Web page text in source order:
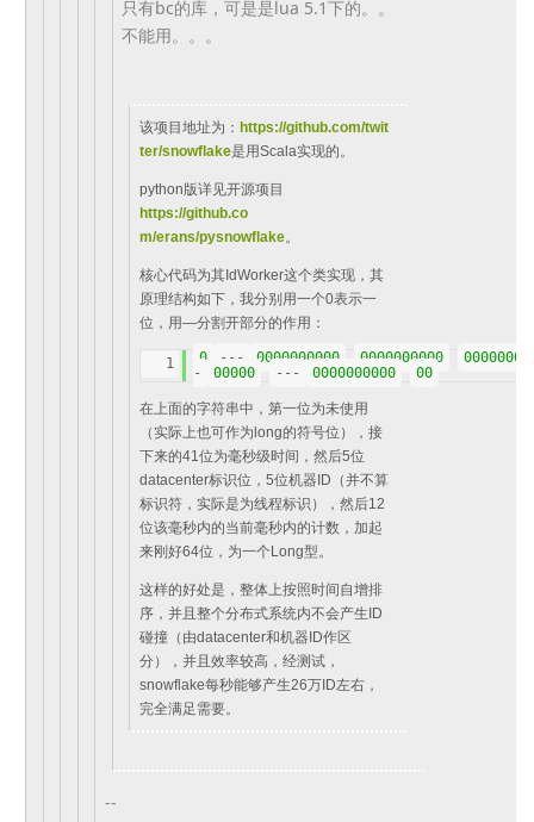
只有bc的库，可是是lua 5.1下的。。
不能用。。。
该项目地址为： https://github.com/twit
ter/snowflake是用Scala实现的。
python版详见开源项目
https://github.co
m/erans/pysnowflake。
核心代码为其IdWorker这个类实现，其
原理结构如下， 我分别用一个0表示一
位，用—分割开部分的作用：
1 0 --- 0000000000 0000000000 0000
-
00000 --- 0000000000 00
在上面的字符串中，第一位为未使用
（实际上也可作为long的符号位）， 接
下来的41位为毫秒级时间， 然后5位
datacenter标识位，5位机器ID（并不算
标识符，实际是为线程标识）， 然后12
位该毫秒内的当前毫秒内的计数，加起
来刚好64位， 为一个Long型。
这样的好处是，整体上按照时间自增排
序， 并且整个分布式系统内不会产生ID
碰撞（ 由datacenter和机器ID作区
分）， 并且效率较高， 经测试，
snowflake每秒能够产生26万ID左右，
完全满足需要。
--